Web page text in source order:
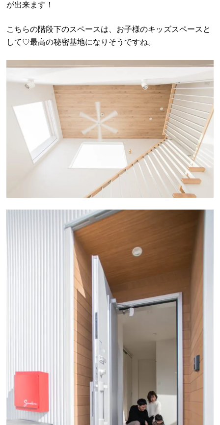
が出来ます！
こちらの階段下のスペースは、お子様のキッズスペースと
して♡最高の秘密基地になりそうですね。